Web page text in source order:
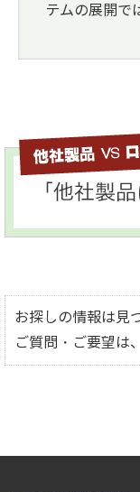
テムの展開で
お探しの情報は見
ご質問・ご要望は